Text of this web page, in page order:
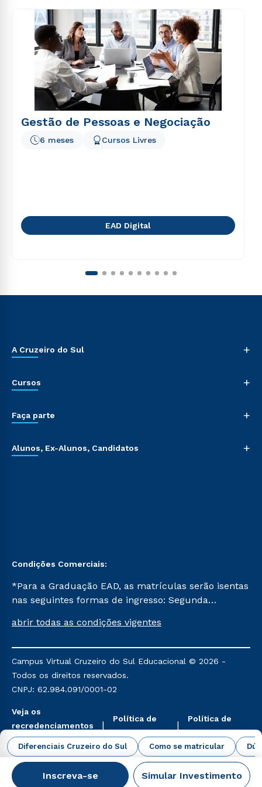
Diferenciais Cruzeiro do Sul Como se matricular
Inscreva-se Simular Investimento
consequuntur magni dolores eos qui ratione
voluptatem sequi nesciunt.
Gestão de Pessoas e Negociação
6 meses Cursos Livres
EAD Digital
A Cruzeiro do Sul +
Cursos +
Faça parte +
Alunos, Ex-Alunos, Candidatos +
Condições Comerciais:
*Para a Graduação EAD, as matrículas serão isentas
nas seguintes formas de ingresso: Segunda
Já para as demais, a taxa de matrícula será de R$
mencionadas são referentes aos cursos: Ensino
Religioso, Geografia para a Docência e Metodologia
do Ensino de História: Questões Atuais.
abrir todas as condições vigentes
Campus Virtual Cruzeiro do Sul Educacional © 2026 -
Todos os direitos reservados.
CNPJ: 62.984.091/0001-02
Veja os
recredenciamentos
aqui
Política de
Privacidade
Política de
Cookies